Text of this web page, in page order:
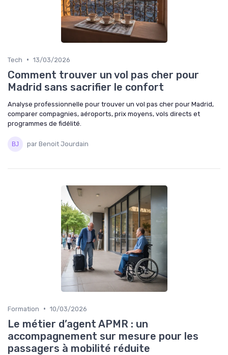
Tech • 13/03/2026
Comment trouver un vol pas cher pour
Madrid sans sacrifier le confort
Analyse professionnelle pour trouver un vol pas cher pour Madrid,
comparer compagnies, aéroports, prix moyens, vols directs et
programmes de fidélité.
par Benoit Jourdain
Formation • 10/03/2026
Le métier d’agent APMR : un
accompagnement sur mesure pour les
passagers à mobilité réduite